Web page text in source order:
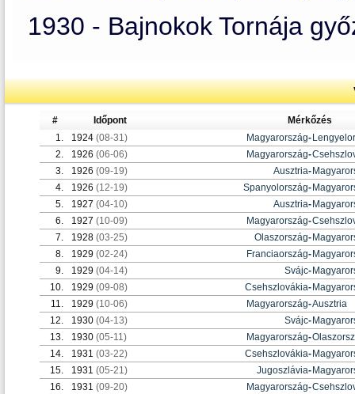
1930 - Bajnokok Tornája
# Időpont
Mérkőzés
1.
1924 (08-31) Magyarország-
2.
1926 (06-06) Magyarország-
3.
1926 (09-19) Ausztria-
4.
1926 (12-19) Spanyolország-
5.
1927 (04-10) Ausztria-
6.
1927 (10-09) Magyarország-
7.
1928 (03-25) Olaszország-
8.
1929 (02-24) Franciaország-
9.
1929 (04-14) Svájc-
10.
1929 (09-08) Csehszlovákia-
11.
1929 (10-06) Magyarország-Ausztria
12.
1930 (04-13) Svájc-
13.
1930 (05-11) Magyarország-
14.
1931 (03-22) Csehszlovákia-
15.
1931 (05-21) Jugoszlávia-
16.
1931 (09-20) Magyarország-